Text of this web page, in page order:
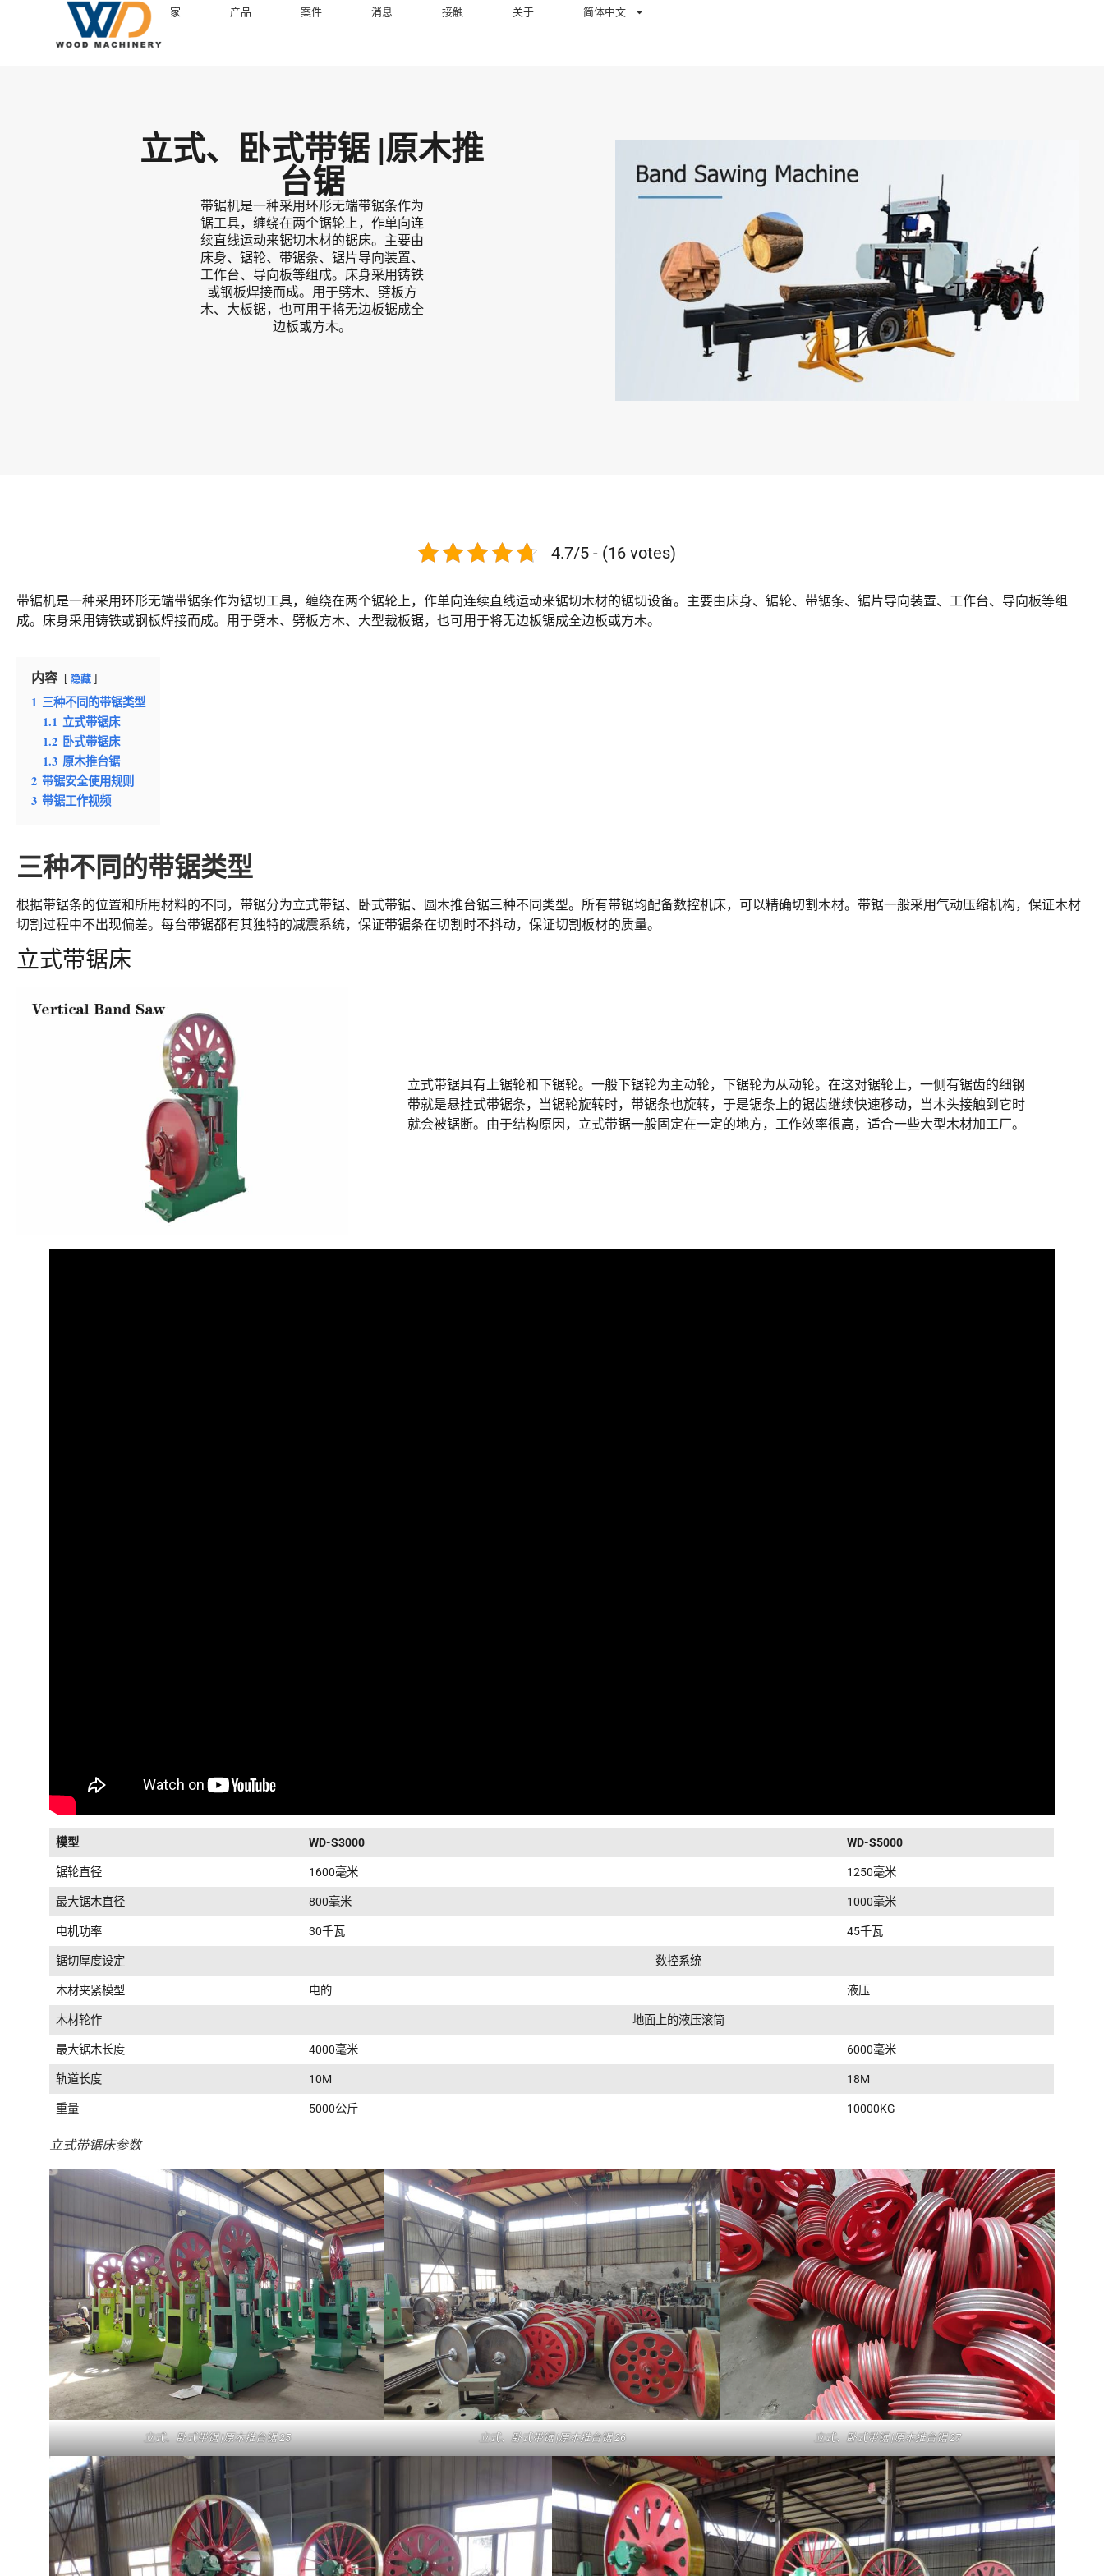
家 产品 案件 消息 接触 关于 简体中文
立式、卧式带锯 |原木推
台锯
带锯机是一种采用环形无端带锯条作为
锯工具，缠绕在两个锯轮上，作单向连
续直线运动来锯切木材的锯床。主要由
床身、锯轮、带锯条、锯片导向装置、
工作台、导向板等组成。床身采用铸铁
或钢板焊接而成。用于劈木、劈板方
木、大板锯，也可用于将无边板锯成全
边板或方木。
4.7/5 - (16 votes)
带锯机是一种采用环形无端带锯条作为锯切工具，缠绕在两个锯轮上，作单向连续直线运动来锯切木材的锯切设备。主要由床身、锯轮、带锯条、锯片导向装置、工作台、导向板等组
成。床身采用铸铁或钢板焊接而成。用于劈木、劈板方木、大型裁板锯，也可用于将无边板锯成全边板或方木。
内容 隐藏
1 三种不同的带锯类型
1.1 立式带锯床
1.2 卧式带锯床
1.3 原木推台锯
2 带锯安全使用规则
3 带锯工作视频
三种不同的带锯类型
根据带锯条的位置和所用材料的不同，带锯分为立式带锯、卧式带锯、圆木推台锯三种不同类型。所有带锯均配备数控机床，可以精确切割木材。带锯一般采用气动压缩机构，保证木材
切割过程中不出现偏差。每台带锯都有其独特的减震系统，保证带锯条在切割时不抖动，保证切割板材的质量。
立式带锯床
立式带锯具有上锯轮和下锯轮。一般下锯轮为主动轮，下锯轮为从动轮。在这对锯轮上，一侧有锯齿的细钢
带就是悬挂式带锯条，当锯轮旋转时，带锯条也旋转，于是锯条上的锯齿继续快速移动，当木头接触到它时
就会被锯断。由于结构原因，立式带锯一般固定在一定的地方，工作效率很高，适合一些大型木材加工厂。
模型 WD-S3000 WD-S5000
锯轮直径 1600毫米 1250毫米
最大锯木直径 800毫米 1000毫米
电机功率 30千瓦 45千瓦
锯切厚度设定 数控系统
木材夹紧模型 电的 液压
木材轮作 地面上的液压滚筒
最大锯木长度 4000毫米 6000毫米
轨道长度 10M 18M
重量 5000公斤 10000KG
立式带锯床参数
立式、卧式带锯 |原木推台锯 25 立式、卧式带锯 |原木推台锯 26 立式、卧式带锯 |原木推台锯 27